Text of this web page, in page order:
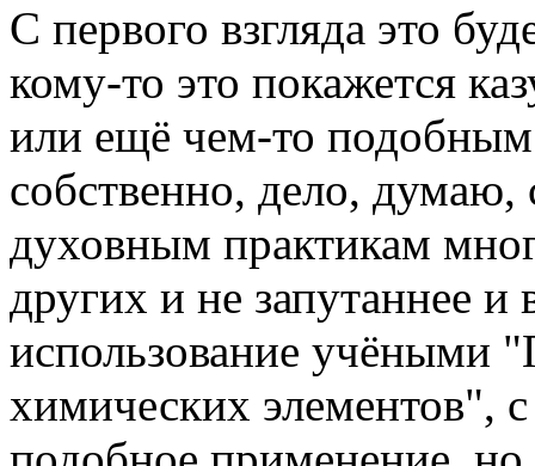
С первого взгляда это
кому-то это покажется
или ещё чем-то
собственно, дело,
духовным практикам
других и не запутаннее
использование учёными
химических элементов",